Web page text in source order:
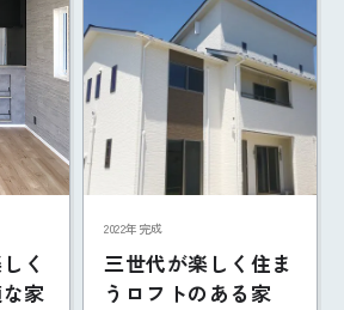
く
家
2022年完成
三世代が楽しく住ま
うロフトのある家